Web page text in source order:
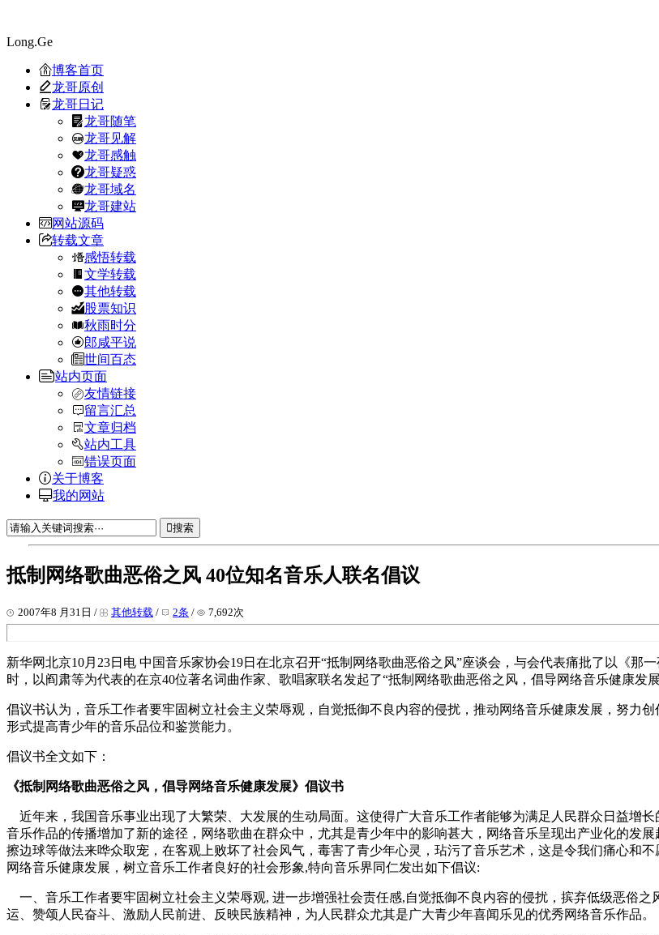
Long.Ge
博客首页
龙哥原创
龙哥日记
龙哥随笔
龙哥见解
龙哥感触
龙哥疑惑
龙哥域名
龙哥建站
网站源码
转载文章
感悟转载
文学转载
其他转载
股票知识
秋雨时分
郎咸平说
世间百态
站内页面
友情链接
留言汇总
文章归档
站内工具
错误页面
关于博客
我的网站
搜索
抵制网络歌曲恶俗之风 40位知名音乐人联名倡议
2007年8 月31日 / 其他转载 / 2条 / 7,692次
新华网北京10月23日电 中国音乐家协会19日在北京召开“抵制网络歌曲恶俗之风”座谈会，与会代表痛批了以《那
时，以阎肃等为代表的在京40位著名词曲作家、歌唱家联名发起了“抵制网络歌曲恶俗之风，倡导网络音乐健康发展
倡议书认为，音乐工作者要牢固树立社会主义荣辱观，自觉抵御不良内容的侵扰，推动网络音乐健康发展，努力
形式提高青少年的音乐品位和鉴赏能力。
倡议书全文如下：
《抵制网络歌曲恶俗之风，倡导网络音乐健康发展》倡议书
近年来，我国音乐事业出现了大繁荣、大发展的生动局面。这使得广大音乐工作者能够为满足人民群众日益增
音乐作品的传播增加了新的途径，网络歌曲在群众中，尤其是青少年中的影响甚大，网络音乐呈现出产业化的发
擦边球等做法来哗众取宠，在客观上败坏了社会风气，毒害了青少年心灵，玷污了音乐艺术，这是令我们痛心和
网络音乐健康发展，树立音乐工作者良好的社会形象,特向音乐界同仁发出如下倡议:
一、音乐工作者要牢固树立社会主义荣辱观, 进一步增强社会责任感,自觉抵御不良内容的侵扰，摈弃低级恶俗
运、赞颂人民奋斗、激励人民前进、反映民族精神，为人民群众尤其是广大青少年喜闻乐见的优秀网络音乐作品。